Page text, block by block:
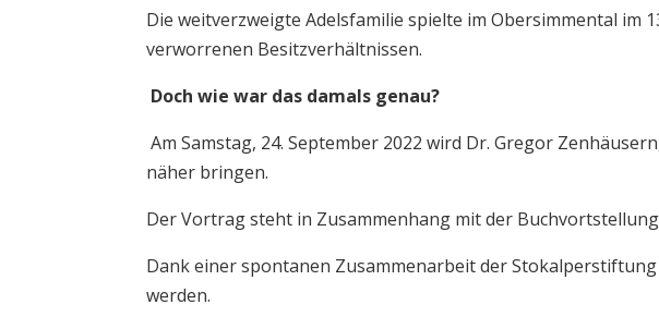
Die weitverzweigte Adelsfamilie spielte im Obersimmental im
verworrenen Besitzverhältnissen.
Doch wie war das damals genau?
Am Samstag, 24. September 2022 wird Dr. Gregor
näher bringen.
Der Vortrag steht in Zusammenhang mit der
Dank einer spontanen Zusammenarbeit der
werden.